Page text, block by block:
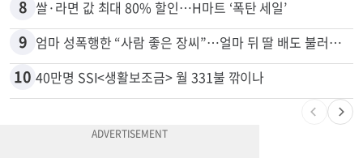
7 응급실서 폭력 환자 제압한 간호사…알고 보니
8 쌀·라면 값 최대 80% 할인…H마트 ‘폭탄 세일’
9